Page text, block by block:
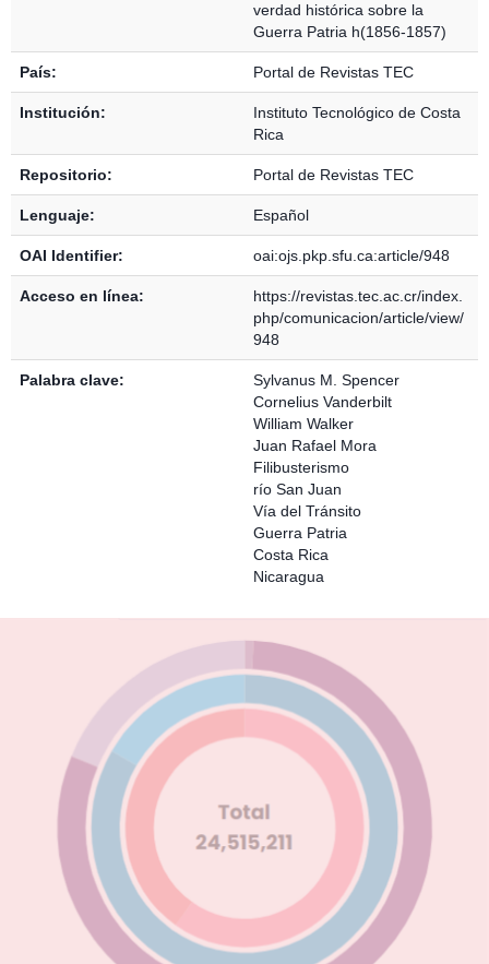
verdad histórica sobre la
Guerra Patria h(1856-1857)
País: Portal de Revistas TEC
Institución:
Instituto Tecnológico de Costa
Rica
Repositorio: Portal de Revistas TEC
Lenguaje: Español
OAI Identifier: oai:ojs.pkp.sfu.ca:article/948
Acceso en línea:
https://revistas.tec.ac.cr/index.
php/comunicacion/article/view/
948
Palabra clave:
Sylvanus M. Spencer
Cornelius Vanderbilt
William Walker
Juan Rafael Mora
Filibusterismo
río San Juan
Vía del Tránsito
Guerra Patria
Costa Rica
Nicaragua